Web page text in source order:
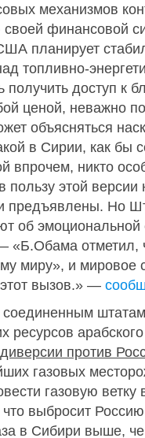
механизмов
своей финансовой
планирует
топливно-
получить доступ к
ценой, неважно
объясняться
в Сирии, как бы
впрочем, никто
пользу этой
предъявлены. Но
об эмоциональной
«Б.Обама отметил,
миру», и мировое
вызов.» —
соединенным
ресурсов
против
газовых
газовую ветку
выбросит Россию
в Сибири выше,